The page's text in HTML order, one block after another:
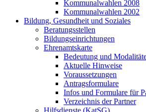
Kommunalwahlen 2008
Kommunalwahlen 2002
Bildung, Gesundheit und Soziales
Beratungsstellen
Bildungseinrichtungen
Ehrenamtskarte
Bedeutung und
Aktuelle Hinweise
Voraussetzungen
Antragsformulare
Infos und Formulare für
Verzeichnis der Partner
Hilfsdienste (KatSG)